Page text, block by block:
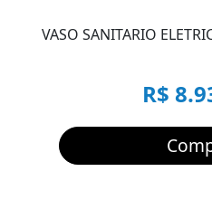
VASO SANITARIO
R$